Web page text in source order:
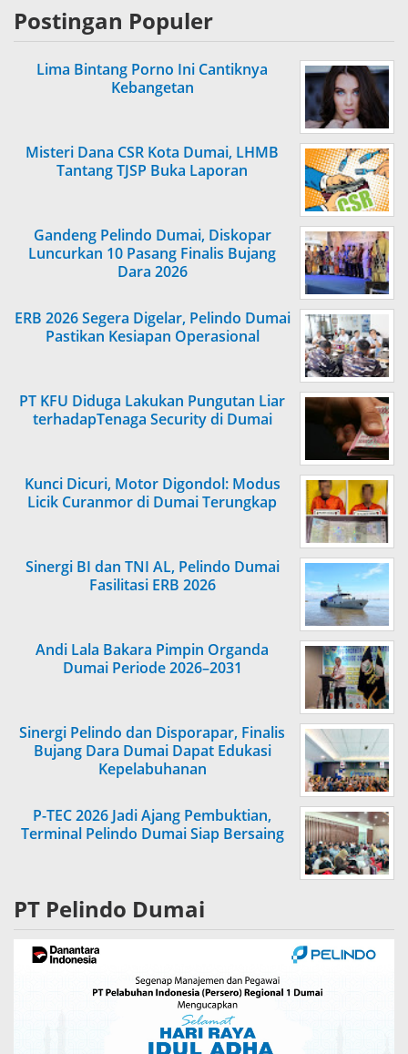
Postingan Populer
Lima Bintang Porno Ini Cantiknya
Kebangetan
Misteri Dana CSR Kota Dumai, LHMB
Tantang TJSP Buka Laporan
Gandeng Pelindo Dumai, Diskopar
Luncurkan 10 Pasang Finalis Bujang
Dara 2026
ERB 2026 Segera Digelar, Pelindo Dumai
Pastikan Kesiapan Operasional
PT KFU Diduga Lakukan Pungutan Liar
terhadapTenaga Security di Dumai
Kunci Dicuri, Motor Digondol: Modus
Licik Curanmor di Dumai Terungkap
Sinergi BI dan TNI AL, Pelindo Dumai
Fasilitasi ERB 2026
Andi Lala Bakara Pimpin Organda
Dumai Periode 2026–2031
Sinergi Pelindo dan Disporapar, Finalis
Bujang Dara Dumai Dapat Edukasi
Kepelabuhanan
P-TEC 2026 Jadi Ajang Pembuktian,
Terminal Pelindo Dumai Siap Bersaing
PT Pelindo Dumai